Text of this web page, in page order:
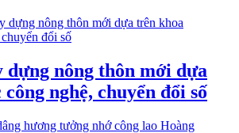
dựng nông thôn mới dựa
nghệ, chuyển đổi số